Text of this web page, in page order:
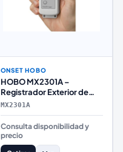
ONSET HOBO
HOBO MX2301A –
Registrador Exterior de
Temperatura y Humedad
MX2301A
Consulta disponibilidad y
precio